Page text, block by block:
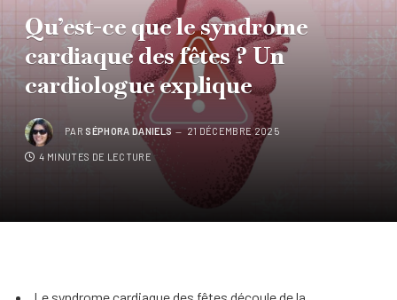
Qu’est-ce que le syndrome
cardiaque des fêtes ? Un
cardiologue explique
PAR SÉPHORA DANIELS 21 DÉCEMBRE 2025
4 MINUTES DE LECTURE
Le syndrome cardiaque des fêtes découle de la